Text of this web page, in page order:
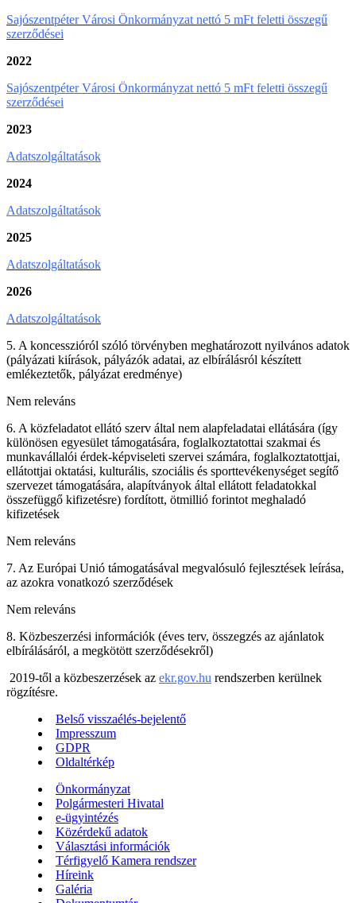
Sajószentpéter Városi Önkormányzat nettó 5 mFt feletti összegű
szerződései
2022
Sajószentpéter Városi Önkormányzat nettó 5 mFt feletti összegű
szerződései
2023
Adatszolgáltatások
2024
Adatszolgáltatások
2025
Adatszolgáltatások
2026
Adatszolgáltatások
5. A koncesszióról szóló törvényben meghatározott nyilvános adatok
(pályázati kiírások, pályázók adatai, az elbírálásról készített
emlékeztetők, pályázat eredménye)
Nem releváns
6. A közfeladatot ellátó szerv által nem alapfeladatai ellátására (így
különösen egyesület támogatására, foglalkoztatottai szakmai és
munkavállalói érdek-képviseleti szervei számára, foglalkoztatottjai,
ellátottjai oktatási, kulturális, szociális és sporttevékenységet segítő
szervezet támogatására, alapítványok által ellátott feladatokkal
összefüggő kifizetésre) fordított, ötmillió forintot meghaladó
kifizetések
Nem releváns
7. Az Európai Unió támogatásával megvalósuló fejlesztések leírása,
az azokra vonatkozó szerződések
Nem releváns
8. Közbeszerzési információk (éves terv, összegzés az ajánlatok
elbírálásáról, a megkötött szerződésekről)
2019-től a közbeszerzések az ekr.gov.hu rendszerben kerülnek
rögzítésre.
Belső visszaélés-bejelentő
Impresszum
GDPR
Oldaltérkép
Önkormányzat
Polgármesteri Hivatal
e-ügyintézés
Közérdekű adatok
Választási információk
Térfigyelő Kamera rendszer
Híreink
Galéria